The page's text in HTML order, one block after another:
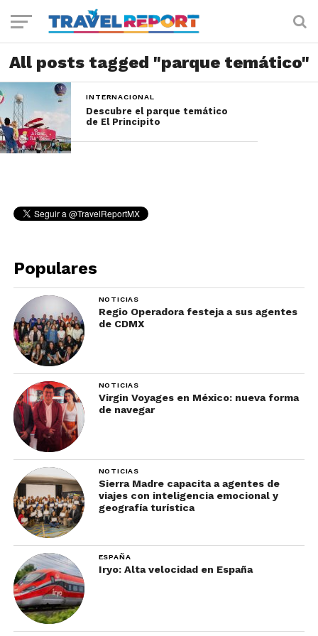
All posts tagged "parque temático"
INTERNACIONAL
Descubre el parque temático
de El Principito
Populares
NOTICIAS
Regio Operadora festeja a sus agentes
de CDMX
NOTICIAS
Virgin Voyages en México: nueva forma
de navegar
NOTICIAS
Sierra Madre capacita a agentes de
viajes con inteligencia emocional y
geografía turística
ESPAÑA
Iryo: Alta velocidad en España